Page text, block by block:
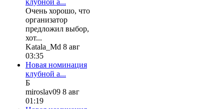
клубной а...
Очень хорошо, что
организатор
предложил выбор,
хот...
Katala_Md 8 авг
03:35
Новая номинация
клубной а...
Б
miroslav09 8 авг
01:19